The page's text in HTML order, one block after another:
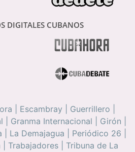
DIGITALES CUBANOS
Escambray Guerrillero
Granma Internacional Girón
La Demajagua Periódico 26
Trabajadores
Tribuna de La